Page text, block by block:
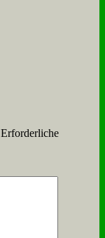
Erforderliche